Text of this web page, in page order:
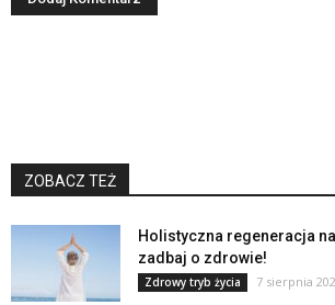
ZOBACZ TEŻ
Holistyczna regeneracja
zadbaj o zdrowie!
Zdrowy tryb życia 7 sierpnia